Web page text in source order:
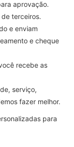
aprovação.
terceiros.
e enviam
e cheque
recebe as
serviço,
fazer melhor.